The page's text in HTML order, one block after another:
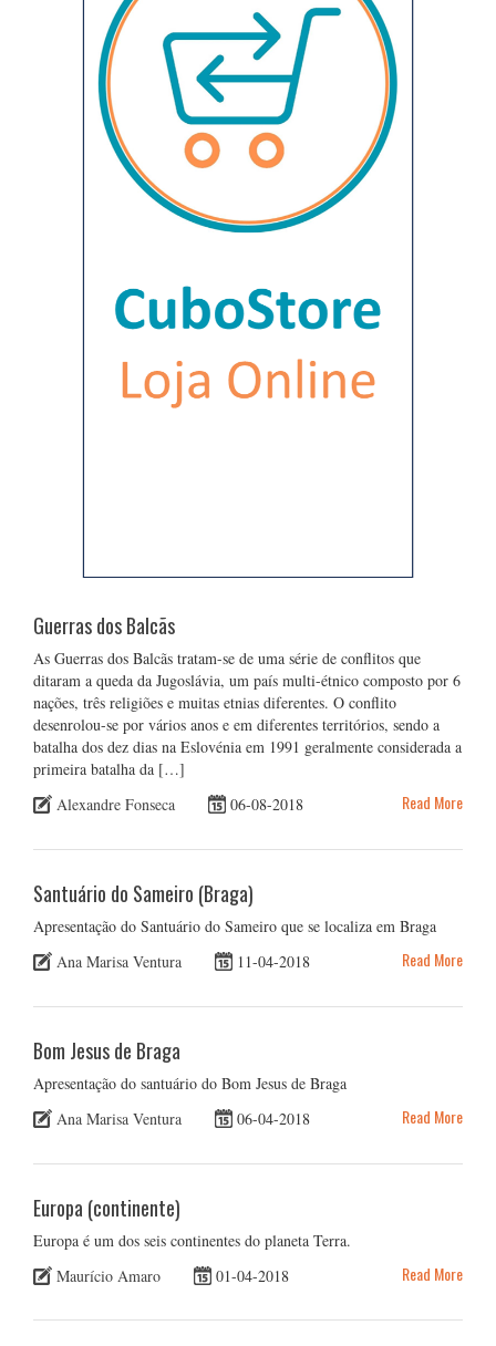
Guerras dos Balcãs
As Guerras dos Balcãs tratam-se de uma série de conflitos que
ditaram a queda da Jugoslávia, um país multi-étnico composto por 6
nações, três religiões e muitas etnias diferentes. O conflito
desenrolou-se por vários anos e em diferentes territórios, sendo a
batalha dos dez dias na Eslovénia em 1991 geralmente considerada a
primeira batalha da […]
Alexandre Fonseca
06-08-2018 Read More
Santuário do Sameiro (Braga)
Apresentação do Santuário do Sameiro que se localiza em Braga
Ana Marisa Ventura
11-04-2018 Read More
Bom Jesus de Braga
Apresentação do santuário do Bom Jesus de Braga
Ana Marisa Ventura
06-04-2018 Read More
Europa (continente)
Europa é um dos seis continentes do planeta Terra.
Maurício Amaro
01-04-2018 Read More